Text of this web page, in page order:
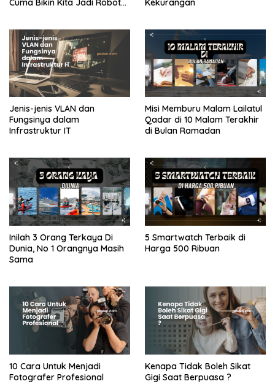
PPPK
Seleksi
PPPK
2022
Seleksi
PPPK
Guru
Test
CPNS
2021
Cuma Bikin Kita Jadi Robot
Kekurangan
Jenis-jenis VLAN dan
Fungsinya dalam
Infrastruktur IT
Misi Memburu Malam Lailatul
Qadar di 10 Malam Terakhir
di Bulan Ramadan
Inilah 3 Orang Terkaya Di
Dunia, No 1 Orangnya Masih
Sama
5 Smartwatch Terbaik di
Harga 500 Ribuan
10 Cara Untuk Menjadi
Fotografer Profesional
Kenapa Tidak Boleh Sikat
Gigi Saat Berpuasa ?